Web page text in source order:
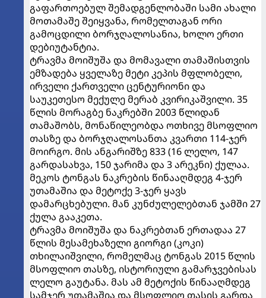
გაფართოებულ შემადგენლობაში სამი ახალი
მოთამაშე შეიყვანა, რომელთაგან ორი
გამოცდილი ბორჯღალოსანია, ხოლო ერთი
დებიუტანტია.
ტრავმა მოიშუშა და მომავალი თამაშისთვის
ემზადება ყველაზე მეტი კეპის მფლობელი,
ირველი ქართველი ცენტურიონი და
საუკეთესო მექულე მერაბ კვირიკაშვილი. 35
წლის მორაგბე ნაკრებში 2003 წლიდან
თამაშობს, მონაწილეობდა ოთხივე მსოფლიო
თასზე და ბორჯღალოსანთა კვართი 114-ჯერ
მოირგო. მის ანგარიშზე 833 (16 ლელო, 147
გარდასახვა, 150 ჯარიმა და 3 არეკნი) ქულაა.
მეკოს ტონგას ნაკრების წინააღმდეგ 4-ჯერ
უთამაშია და მეტოქე 3-ჯერ ყავს
დამარცხებული. მან კუნძულელებთან ჯამში 27
ქულა გააკეთა.
ტრავმა მოიშუშა და ნაკრებთან ერთადაა 27
წლის მესამეხაზელი გიორგი (კოკი)
თხილაიშვილი, რომელმაც ტონგას 2015 წლის
მსოფლიო თასზე, ისტორიული გამარჯვებისას
ლელო გაუტანა. მას ამ მეტოქის წინააღმდეგ
სამჯერ უთამაშია და მსოფლიო თასის გარდა